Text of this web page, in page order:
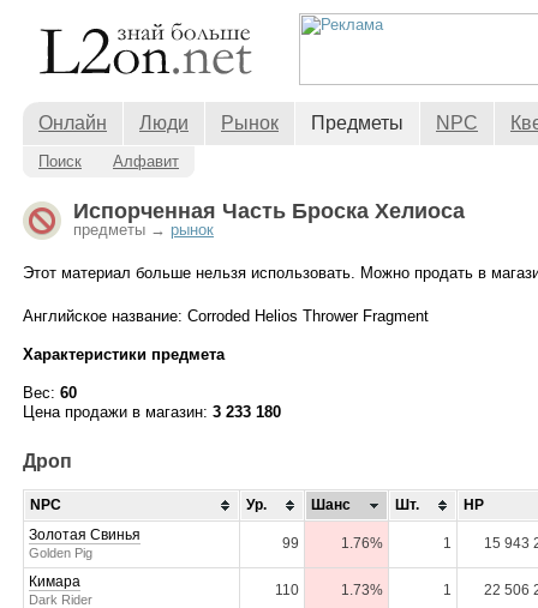
Онлайн Люди Рынок Предметы NPC
Поиск Алфавит
Испорченная Часть Броска Хелиоса
предметы → рынок
Этот материал больше нельзя использовать. Можно продать в
Английское название: Corroded Helios Thrower Fragment
Характеристики предмета
Вес: 60
Цена продажи в магазин: 3 233 180
Дроп
NPC Ур. Шанс Шт.
HP
Золотая Свинья
Golden Pig
99 1.76% 1 15 943
Кимара
Dark Rider
110 1.73% 1 22 506